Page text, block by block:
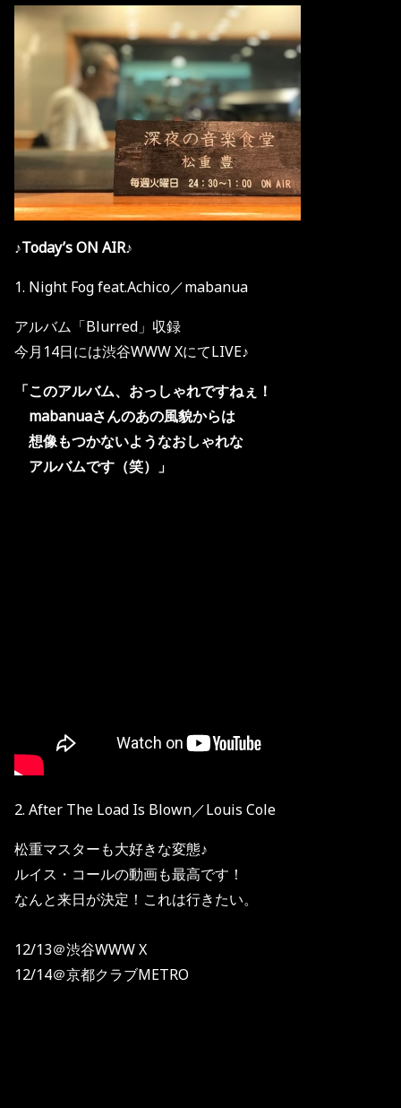
♪Today’s ON AIR♪
1. Night Fog feat.Achico／mabanua
アルバム「Blurred」収録
今月14日には渋谷WWW XにてLIVE♪
「このアルバム、おっしゃれですねぇ！
mabanuaさんのあの風貌からは
想像もつかないようなおしゃれな
アルバムです（笑）」
2. After The Load Is Blown／Louis Cole
松重マスターも大好きな変態♪
ルイス・コールの動画も最高です！
なんと来日が決定！これは行きたい。
12/13＠渋谷WWW X
12/14＠京都クラブMETRO